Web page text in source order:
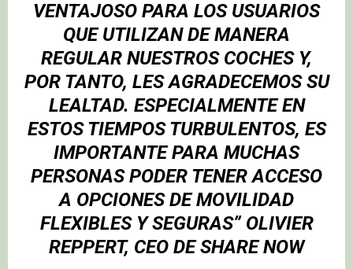
VENTAJOSO PARA LOS USUARIOS
QUE UTILIZAN DE MANERA
REGULAR NUESTROS COCHES Y,
POR TANTO, LES AGRADECEMOS SU
LEALTAD. ESPECIALMENTE EN
ESTOS TIEMPOS TURBULENTOS, ES
IMPORTANTE PARA MUCHAS
PERSONAS PODER TENER ACCESO
A OPCIONES DE MOVILIDAD
FLEXIBLES Y SEGURAS” OLIVIER
REPPERT, CEO DE SHARE NOW